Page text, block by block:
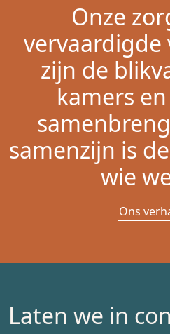
Onze
vervaardigde
zijn de
kamers
samenzijn is
wie
Ons
Laten we in